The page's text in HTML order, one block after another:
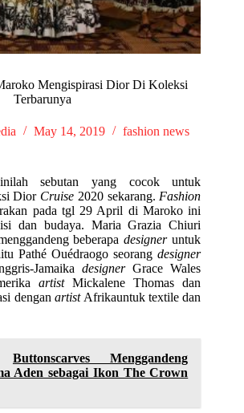
Mengispirasi Dior Di Koleksi
Terbarunya
May 14, 2019 fashion news
inilah sebutan yang cocok untuk
Dior Cruise 2020 sekarang. Fashion
pada tgl 29 April di Maroko ini
dan budaya. Maria Grazia Chiuri
beberapadesigneruntuk
Pathé Ouédraogo seorangdesigner
Jamaika designerGrace Wales
artistMickalene Thomas dan
dengan artist Afrikauntuk textile dan
Buttonscarves Menggandeng
Aden sebagai Ikon The Crown